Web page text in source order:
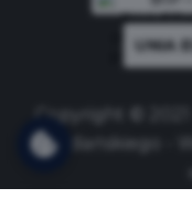
UNIA
Copyright ©
Gdańskiego -